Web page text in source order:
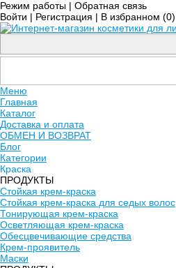
Режим работы | Обратная связь
Войти | Регистрация | В избранном (0)
Меню
Главная
Каталог
Доставка и оплата
ОБМЕН И ВОЗВРАТ
Блог
Категории
Краска
ПРОДУКТЫ
Стойкая крем-краска
Стойкая крем-краска для седых волос
Тонирующая крем-краска
Осветляющая крем-краска
Обесцвечивающие средства
Крем-проявитель
Маски